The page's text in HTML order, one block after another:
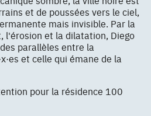
et de poussées vers le ciel,
mais invisible. Par la
l'érosion et la dilatation, Diego
parallèles entre la
et celle qui émane de la
pour la résidence 100